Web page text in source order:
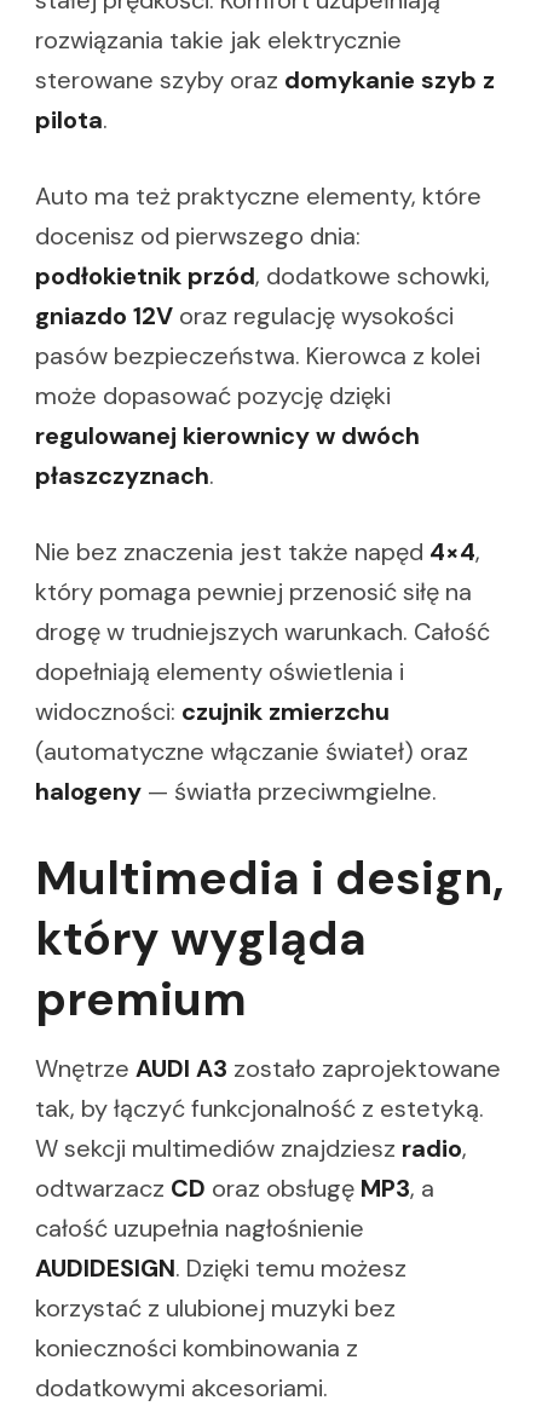
rozwiązania takie jak elektrycznie
sterowane szyby oraz domykanie szyb z
pilota.
Auto ma też praktyczne elementy, które
docenisz od pierwszego dnia:
podłokietnik przód, dodatkowe schowki,
gniazdo 12V oraz regulację wysokości
pasów bezpieczeństwa. Kierowca z kolei
może dopasować pozycję dzięki
regulowanej kierownicy w dwóch
płaszczyznach.
Nie bez znaczenia jest także napęd 4×4,
który pomaga pewniej przenosić siłę na
drogę w trudniejszych warunkach. Całość
dopełniają elementy oświetlenia i
widoczności: czujnik zmierzchu
(automatyczne włączanie świateł) oraz
halogeny — światła przeciwmgielne.
Multimedia i design,
który wygląda
premium
Wnętrze AUDI A3 zostało zaprojektowane
tak, by łączyć funkcjonalność z estetyką.
W sekcji multimediów znajdziesz radio,
odtwarzacz CD oraz obsługę MP3, a
całość uzupełnia nagłośnienie
AUDIDESIGN. Dzięki temu możesz
korzystać z ulubionej muzyki bez
konieczności kombinowania z
dodatkowymi akcesoriami.